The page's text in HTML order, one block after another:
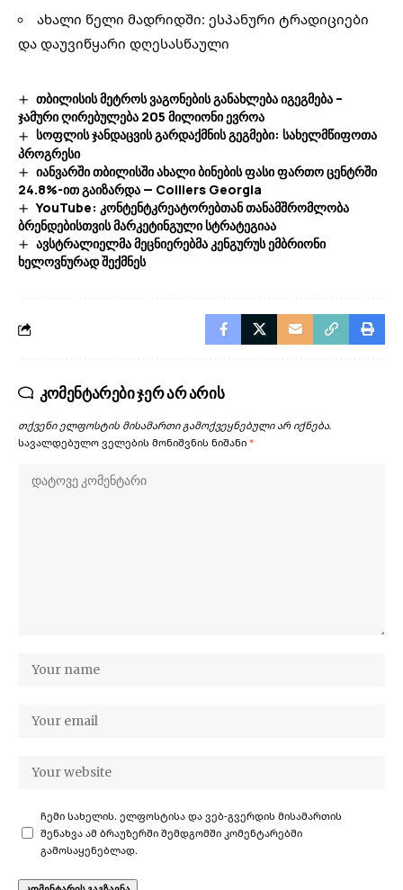
ახალი წელი მადრიდში: ესპანური ტრადიციები
და დაუვიწყარი დღესასწაული
თბილისის მეტროს ვაგონების განახლება იგეგმება –
ჯამური ღირებულება 205 მილიონი ევროა
სოფლის ჯანდაცვის გარდაქმნის გეგმები: სახელმწიფოთა
პროგრესი
იანვარში თბილისში ახალი ბინების ფასი ფართო ცენტრში
24.8%-ით გაიზარდა — Colliers Georgia
YouTube: კონტენტკრეატორებთან თანამშრომლობა
ბრენდებისთვის მარკეტინგული სტრატეგიაა
ავსტრალიელმა მეცნიერებმა კენგურუს ემბრიონი
ხელოვნურად შექმნეს
კომენტარები ჯერ არ არის
თქვენი ელფოსტის მისამართი გამოქვეყნებული არ იქნება.
სავალდებულო ველების მონიშვნის ნიშანი *
ჩემი სახელის. ელფოსტისა და ვებ-გვერდის მისამართის
შენახვა ამ ბრაუზერში შემდგომში კომენტარებში
გამოსაყენებლად.